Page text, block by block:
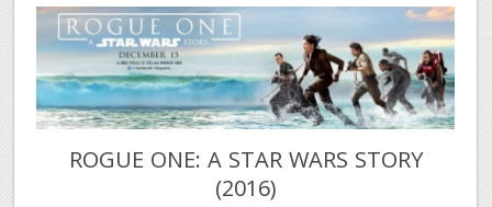
ROGUE ONE: A STAR WARS STORY
(2016)